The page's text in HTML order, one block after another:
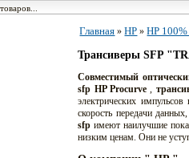
Главная »HP »HP 100%
Трансиверы SFP
Совместимый
sfp HP Procurve,
электрических
скорость передачи
sfp имеют наилучшие
низким ценам. Они не